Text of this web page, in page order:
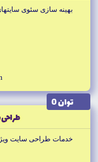
بهينه سازى سئوى
توان 0
خدمات طراحى سايت